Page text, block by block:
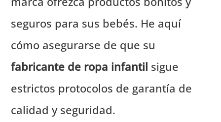
seguros para sus bebés. He aquí
cómo asegurarse de que su
fabricante de ropa infantil sigue
estrictos protocolos de garantía de
calidad y seguridad.